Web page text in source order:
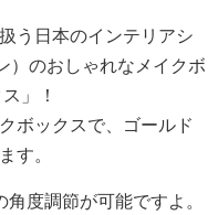
う日本のインテリアシ
）のおしゃれなメイクボ
」！
ボックスで、ゴールド
す。
度調節が可能ですよ。